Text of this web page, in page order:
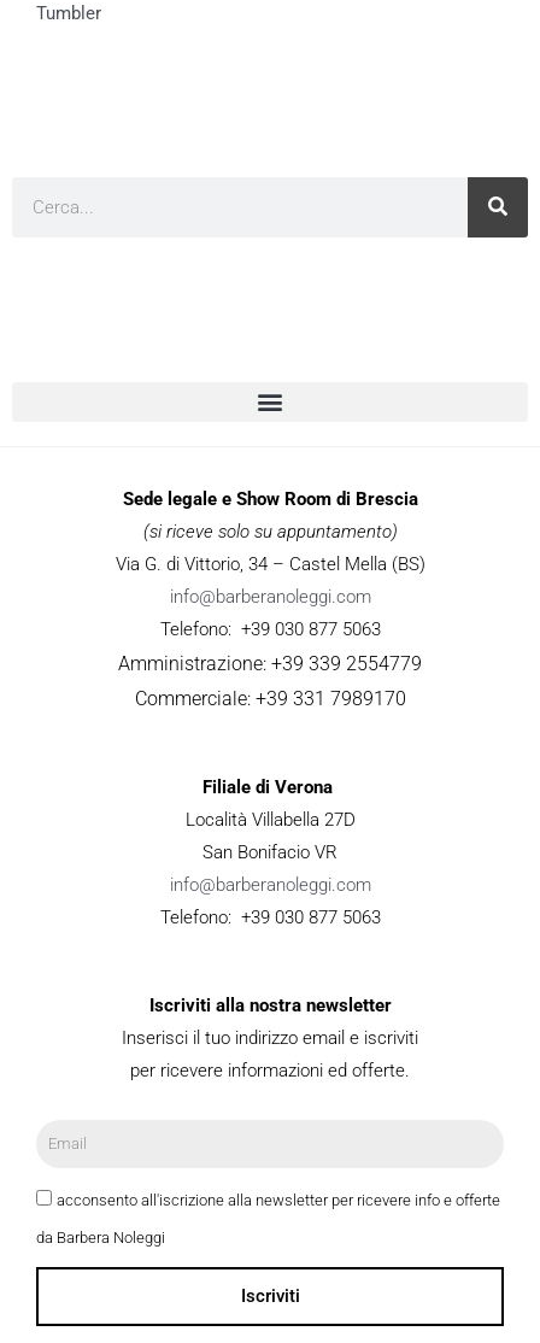
Tumbler
Sede legale e Show Room di Brescia
(si riceve solo su appuntamento)
Via G. di Vittorio, 34 – Castel Mella (BS)
info@barberanoleggi.com
Telefono: +39 030 877 5063
Amministrazione: +39 339 2554779
Commerciale: +39 331 7989170
Filiale di Verona
Località Villabella 27D
San Bonifacio VR
info@barberanoleggi.com
Telefono: +39 030 877 5063
Iscriviti alla nostra newsletter
Inserisci il tuo indirizzo email e iscriviti
per ricevere informazioni ed offerte.
acconsento all'iscrizione alla newsletter per ricevere info e offerte
da Barbera Noleggi
Iscriviti